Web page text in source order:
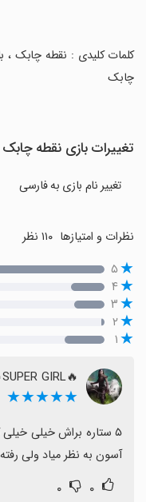
‏کلمات کلیدی : نقطه چابک ،
چابک
تغییرات بازی نقطه
تغییر نام بازی به فارسی
نظرات و امتیازها
۵
۴
۳
۲
۱
🔥SUPER GIRL🔥
★★★★★
آسون به نظر میاد ولی
۰ ۰